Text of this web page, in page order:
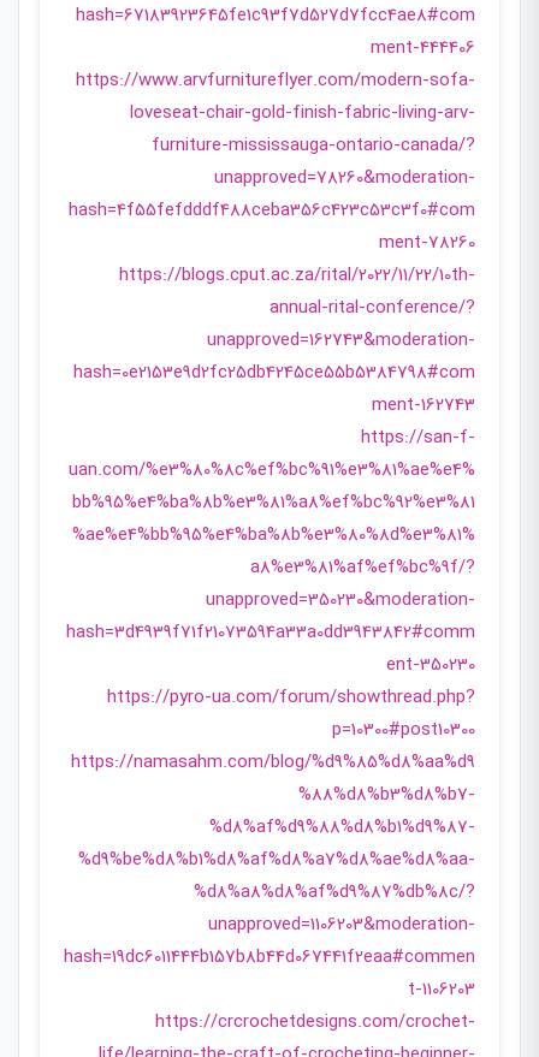
hash=67183923645fe1c93f7d527d7fcc4ae8#com
ment-444406
https://www.arvfurnitureflyer.com/modern-sofa-
loveseat-chair-gold-finish-fabric-living-arv-
furniture-mississauga-ontario-canada/?
unapproved=78260&moderation-
hash=4f55fefdddf488ceba356c423c53c3f0#com
ment-78260
https://blogs.cput.ac.za/rital/2022/11/22/10th-
annual-rital-conference/?
unapproved=162743&moderation-
hash=0e2153e9d2fc25db4245ce55b5384798#com
ment-162743
https://san-f-
uan.com/%e3%80%8c%ef%bc%91%e3%81%ae%e4%
bb%95%e4%ba%8b%e3%81%a8%ef%bc%92%e3%81
%ae%e4%bb%95%e4%ba%8b%e3%80%8d%e3%81%
a8%e3%81%af%ef%bc%9f/?
unapproved=350230&moderation-
hash=3d4939f71f21073594a33a0dd3943842#comm
ent-350230
https://pyro-ua.com/forum/showthread.php?
p=10300#post10300
https://namasahm.com/blog/%d9%85%d8%aa%d9
%88%d8%b3%d8%b7-
%d8%af%d9%88%d8%b1%d9%87-
%d9%be%d8%b1%d8%af%d8%a7%d8%ae%d8%aa-
%d8%a8%d8%af%d9%87%db%8c/?
unapproved=1106203&moderation-
hash=19dc6011444b157b8b44d067441f2eaa#commen
t-1106203
https://crcrochetdesigns.com/crochet-